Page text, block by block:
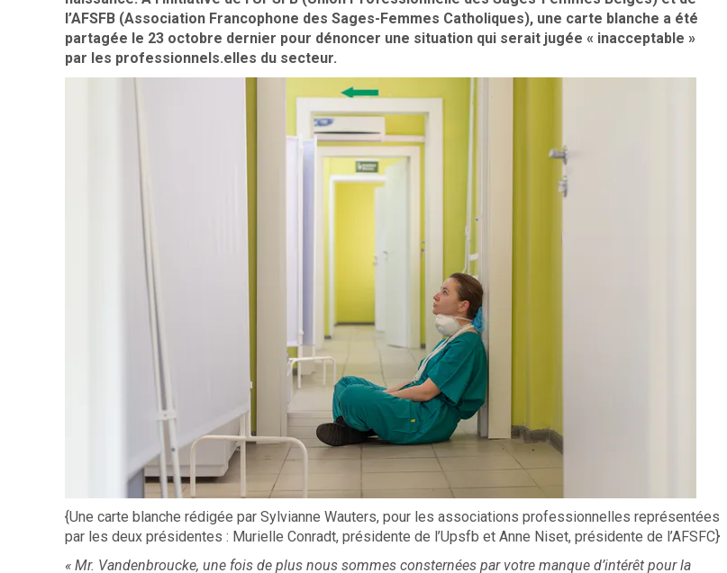
l’AFSFB (Association Francophone des Sages-Femmes Catholiques), une carte blanche a été
partagée le 23 octobre dernier pour dénoncer une situation qui serait jugée « inacceptable »
par les professionnels.elles du secteur.
{Une carte blanche rédigée par Sylvianne Wauters, pour les associations professionnelles représentées
par les deux présidentes : Murielle Conradt, présidente de l’Upsfb et Anne Niset, présidente de l’AFSFC}
« Mr. Vandenbroucke, une fois de plus nous sommes consternées par votre manque d’intérêt pour la